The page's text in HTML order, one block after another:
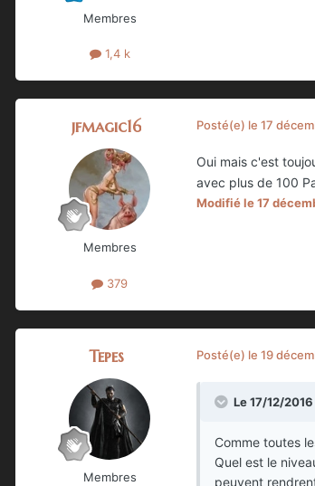
Membres
1,4 k
jfmagic16
Membres
379
Posté(e) le 17
Oui mais c'est
avec plus de 100
Modifiéle 17
Tepes
Membres
Posté(e) le 19
Le 17/12/2016
Comme toutes
Quel est le
peuvent